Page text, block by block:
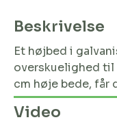
Beskrivelse
Et højbed i
overskuelighed til
cm høje bede, får
Video